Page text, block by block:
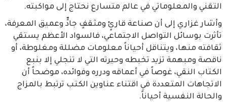
التقني والمعلوماتي في عالم متسارع نحتاج إلى مواكبته.
وأشار غزاري إلى أن صناعة قارئٍ ومثقفٍ جادٍّ وعميق المعرفة،
تأثرت بوسائل التواصل الاجتماعي، فالسواد الأعظم يستقي
ثقافته منها، ويتناقل أحياناً معلومات مضللة ومغلوطة، أو
ناقصة ومبهمة تزيد تخبطه وحيرته التي لا تنجلي إلا بنبع
الكتاب النقي، غوصاً في أعماقه ودرره وفوائده، موضحاً أن
الاتجاهات المتعددة في اقتناء عناوين الكتب ترتبط بالمزاج
والحالة النفسية أحياناً.